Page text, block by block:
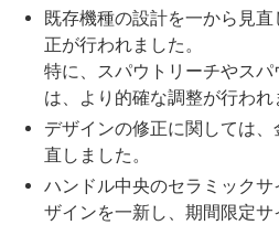
既存機種の設計を一から見
正が行われました。
特に、スパウトリーチやス
は、より的確な調整が行われ
デザインの修正に関しては
直しました。
ハンドル中央のセラミック
ザインを一新し、期間限定サ